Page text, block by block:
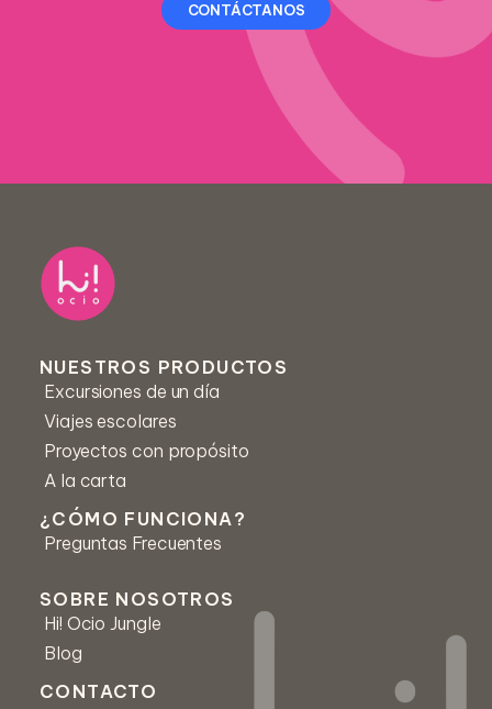
CONTÁCTANOS
Número de teléfono
NUESTROS PRODUCTOS
Excursiones de un día
Viajes escolares
Proyectos con propósito
A la carta
¿CÓMO FUNCIONA?
Preguntas Frecuentes
SOBRE NOSOTROS
Hi! Ocio Jungle
Blog
CONTACTO